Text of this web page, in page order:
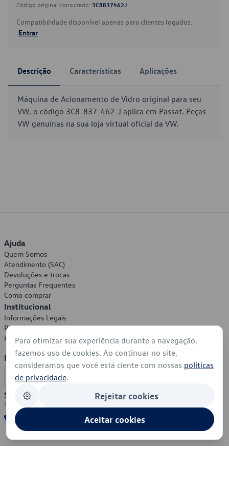
Código original consultado: 3C8837462J
Compatibilidade disponível apenas para clientes logados.
Entrar
Descrição Características Aplicações
Máquina de Acionamento de Vidro original para seu
VW, o código 3C8-837-462-J aplica em Passat. Peças
VW genuínas na sua loja virtual oficial da VW.
Ajuda
Quem Somos
Atendimento (SAC)
Devoluções e trocas
Perguntas Frequentes
Como comprar
Institucional
Informações Legais
Política de Privacidade
Política de Cookies
Formas de Pagamento
Segurança
Para otimizar sua experiência durante a navegação,
fazemos uso de cookies. Ao continuar no site,
consideramos que você está ciente com nossas políticas
de privacidade.
Rejeitar cookies
Aceitar cookies